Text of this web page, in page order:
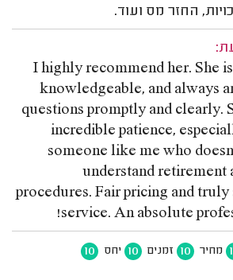
החזר מס ועוד.
I highly recommend her. She
knowledgeable, and always
questions promptly and clearly.
incredible patience,
someone like me who
understand retirement
procedures. Fair pricing and truly
service. An absolute
מחיר 10 זמנים 10 יחס 10